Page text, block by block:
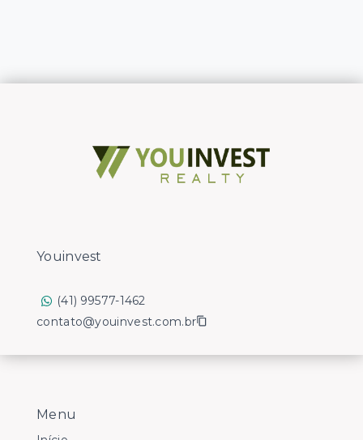
Menu
Youinvest
(41) 99577-1462
contato@youinvest.com.br